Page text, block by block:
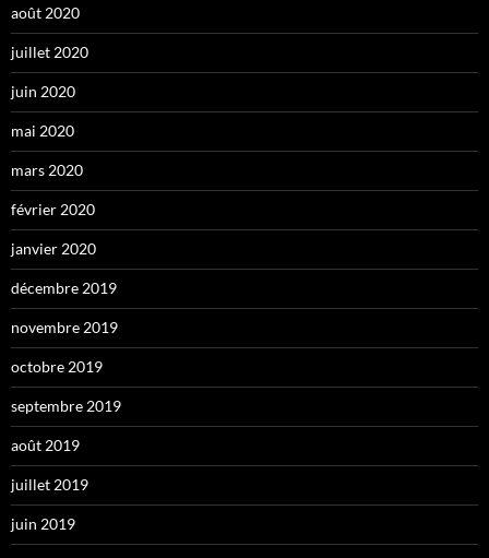
août 2020
juillet 2020
juin 2020
mai 2020
mars 2020
février 2020
janvier 2020
décembre 2019
novembre 2019
octobre 2019
septembre 2019
août 2019
juillet 2019
juin 2019